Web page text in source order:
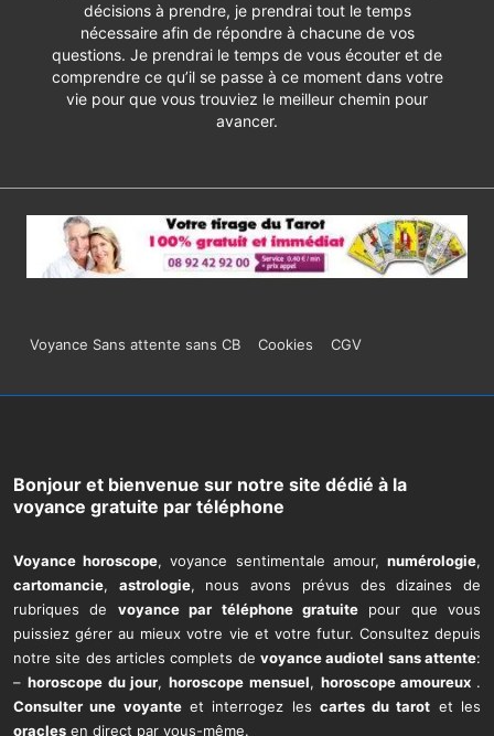
décisions à prendre, je prendrai tout le temps
nécessaire afin de répondre à chacune de vos
questions. Je prendrai le temps de vous écouter et de
comprendre ce qu’il se passe à ce moment dans votre
vie pour que vous trouviez le meilleur chemin pour
avancer.
Menu
du
de
page
Voyance Sans attente sans CB Cookies CGV
Bonjour et bienvenue sur notre site dédié à la
voyance gratuite par téléphone
Voyance horoscope, voyance sentimentale amour,numérologie,
cartomancie, astrologie, nous avons prévus des dizaines de
rubriques de voyance par téléphone gratuitepour que vous
puissiez gérer au mieux votre vie et votre futur. Consultez depuis
notre site des articles complets de voyance audiotel sans attente:
– horoscope du jour, horoscope mensuel, horoscope amoureux .
Consulter une voyanteet interrogez les cartes du tarot et les
oracles en direct par vous-même.